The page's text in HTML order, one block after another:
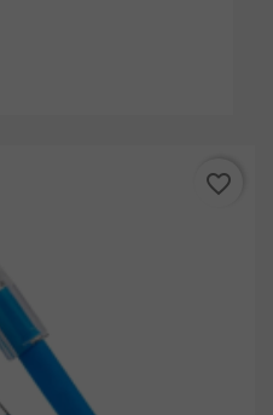
favorite_border